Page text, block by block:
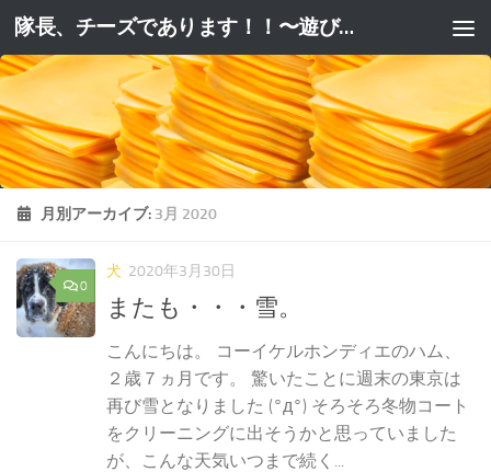
コンテンツへスキップ 隊長、チーズであります！！〜遊びと躾と妄想と。〜
月別アーカイブ: 3月 2020
0
犬 2020年3月30日
またも・・・雪。
こんにちは。 コーイケルホンディエのハム、
２歳７ヵ月です。 驚いたことに週末の東京は
再び雪となりました (°д°) そろそろ冬物コート
をクリーニングに出そうかと思っていました
が、こんな天気いつまで続く...